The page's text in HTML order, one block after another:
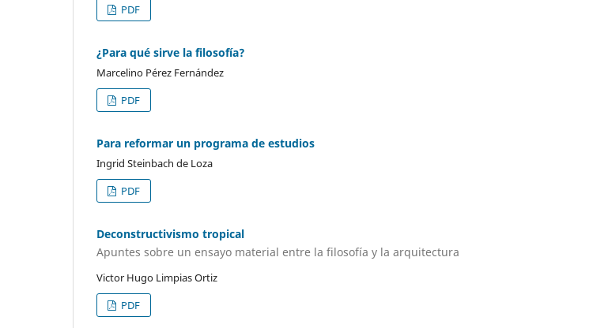
PDF
¿Para qué sirve la filosofía?
Marcelino Pérez Fernández
PDF
Para reformar un programa de estudios
Ingrid Steinbach de Loza
PDF
Deconstructivismo tropical
Apuntes sobre un ensayo material entre la filosofía y la arquitectura
Victor Hugo Limpias Ortiz
PDF